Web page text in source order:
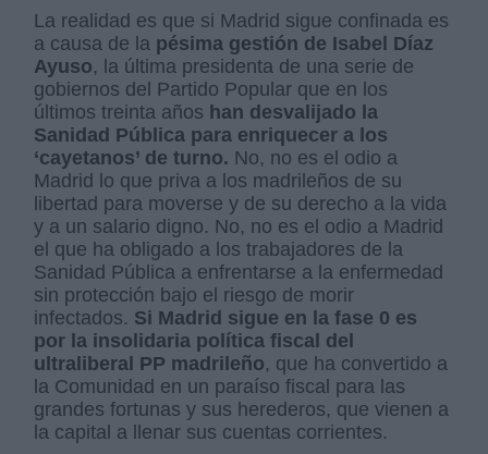
La realidad es que si Madrid sigue confinada es
a causa de la pésima gestión de Isabel Díaz
Ayuso, la última presidenta de una serie de
gobiernos del Partido Popular que en los
últimos treinta años han desvalijado la
Sanidad Pública para enriquecer a los
‘cayetanos’ de turno. No, no es el odio a
Madrid lo que priva a los madrileños de su
libertad para moverse y de su derecho a la vida
y a un salario digno. No, no es el odio a Madrid
el que ha obligado a los trabajadores de la
Sanidad Pública a enfrentarse a la enfermedad
sin protección bajo el riesgo de morir
infectados. Si Madrid sigue en la fase 0 es
por la insolidaria política fiscal del
ultraliberal PP madrileño, que ha convertido a
la Comunidad en un paraíso fiscal para las
grandes fortunas y sus herederos, que vienen a
la capital a llenar sus cuentas corrientes.